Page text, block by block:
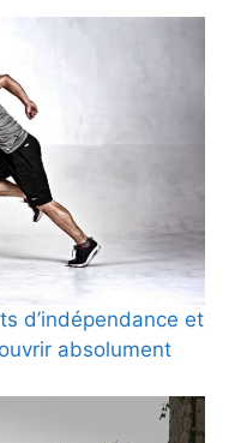
d’indépendance et
absolument